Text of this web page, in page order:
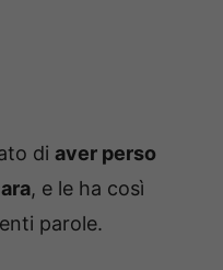
di aver perso
, e le ha così
parole.